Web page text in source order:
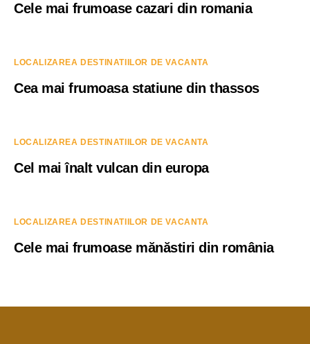
Cele mai frumoase cazari din romania
LOCALIZAREA DESTINATIILOR DE VACANTA
Cea mai frumoasa statiune din thassos
LOCALIZAREA DESTINATIILOR DE VACANTA
Cel mai înalt vulcan din europa
LOCALIZAREA DESTINATIILOR DE VACANTA
Cele mai frumoase mănăstiri din românia